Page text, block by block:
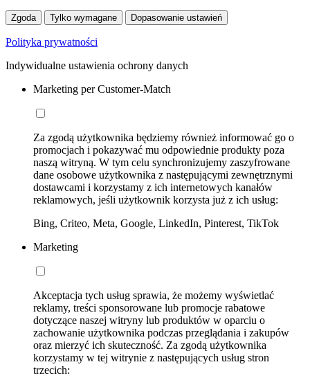
Zgoda Tylko wymagane Dopasowanie ustawień
Polityka prywatności
Indywidualne ustawienia ochrony danych
Marketing per Customer-Match
Za zgodą użytkownika będziemy również informować go o
promocjach i pokazywać mu odpowiednie produkty poza
naszą witryną. W tym celu synchronizujemy zaszyfrowane
dane osobowe użytkownika z następującymi zewnętrznymi
dostawcami i korzystamy z ich internetowych kanałów
reklamowych, jeśli użytkownik korzysta już z ich usług:
Bing, Criteo, Meta, Google, LinkedIn, Pinterest, TikTok
Marketing
Akceptacja tych usług sprawia, że możemy wyświetlać
reklamy, treści sponsorowane lub promocje rabatowe
dotyczące naszej witryny lub produktów w oparciu o
zachowanie użytkownika podczas przeglądania i zakupów
oraz mierzyć ich skuteczność. Za zgodą użytkownika
korzystamy w tej witrynie z następujących usług stron
trzecich: